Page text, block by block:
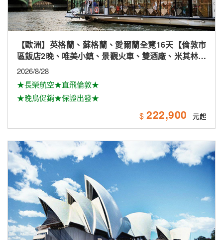
【歐洲】英格蘭、蘇格蘭、愛爾蘭全覽16天【倫敦市
區飯店2晚、唯美小鎮、景觀火車、雙酒廠、米其林、
雙大學城、下午茶
2026/8/28
★長榮航空★直飛倫敦★
★晚鳥促銷★保證出發★
$ 222,900